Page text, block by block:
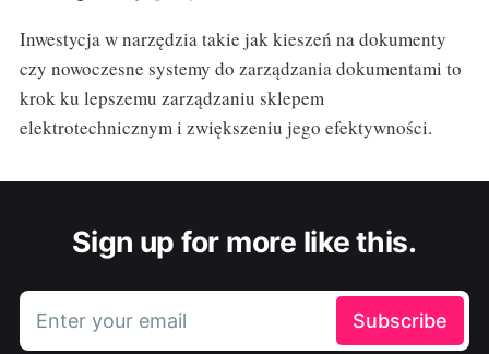
Inwestycja w narzędzia takie jak kieszeń na dokumenty
czy nowoczesne systemy do zarządzania dokumentami to
krok ku lepszemu zarządzaniu sklepem
elektrotechnicznym i zwiększeniu jego efektywności.
Sign up for more like this.
Enter your email Subscribe